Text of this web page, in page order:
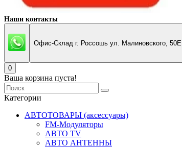
Наши контакты
Офис-Склад г. Россошь ул. Малиновского, 50Е
0
Ваша корзина пуста!
Категории
АВТОТОВАРЫ (аксессуары)
FM-Модуляторы
АВТО TV
АВТО АНТЕННЫ